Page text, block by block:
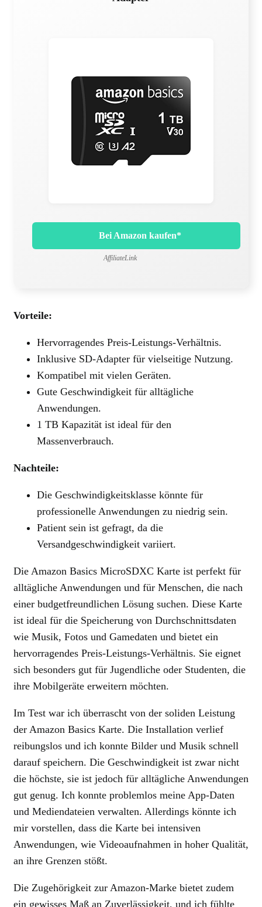
Bei Amazon kaufen*
AffiliateLink
Vorteile:
Hervorragendes Preis-Leistungs-Verhältnis.
Inklusive SD-Adapter für vielseitige Nutzung.
Kompatibel mit vielen Geräten.
Gute Geschwindigkeit für alltägliche
Anwendungen.
1 TB Kapazität ist ideal für den
Massenverbrauch.
Nachteile:
Die Geschwindigkeitsklasse könnte für
professionelle Anwendungen zu niedrig sein.
Patient sein ist gefragt, da die
Versandgeschwindigkeit variiert.
Die Amazon Basics MicroSDXC Karte ist perfekt für
alltägliche Anwendungen und für Menschen, die nach
einer budgetfreundlichen Lösung suchen. Diese Karte
ist ideal für die Speicherung von Durchschnittsdaten
wie Musik, Fotos und Gamedaten und bietet ein
hervorragendes Preis-Leistungs-Verhältnis. Sie eignet
sich besonders gut für Jugendliche oder Studenten, die
ihre Mobilgeräte erweitern möchten.
Im Test war ich überrascht von der soliden Leistung
der Amazon Basics Karte. Die Installation verlief
reibungslos und ich konnte Bilder und Musik schnell
darauf speichern. Die Geschwindigkeit ist zwar nicht
die höchste, sie ist jedoch für alltägliche Anwendungen
gut genug. Ich konnte problemlos meine App-Daten
und Mediendateien verwalten. Allerdings könnte ich
mir vorstellen, dass die Karte bei intensiven
Anwendungen, wie Videoaufnahmen in hoher Qualität,
an ihre Grenzen stößt.
Die Zugehörigkeit zur Amazon-Marke bietet zudem
ein gewisses Maß an Zuverlässigkeit, und ich fühlte